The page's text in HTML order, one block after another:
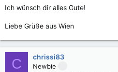
Ich wünsch dir alles Gute!
Liebe Grüße aus Wien
C chrissi83
Newbie